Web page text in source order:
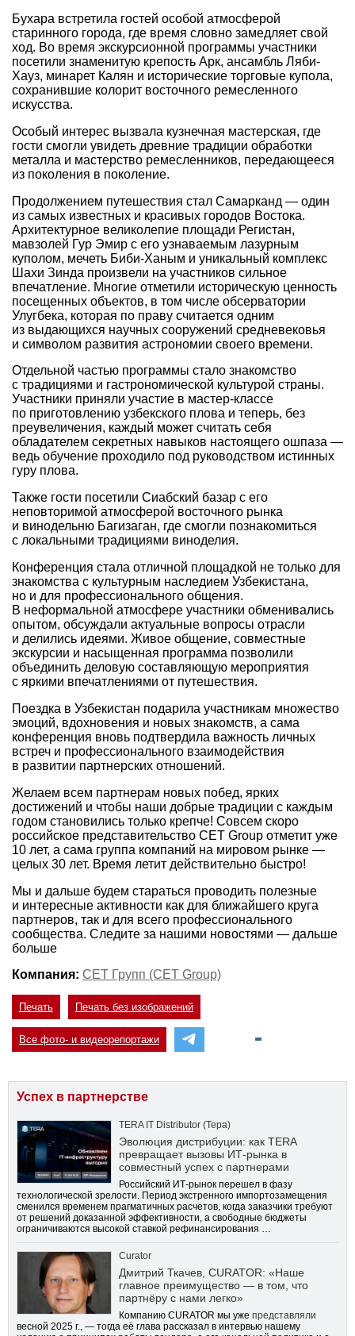
Бухара встретила гостей особой атмосферой
старинного города, где время словно замедляет свой
ход. Во время экскурсионной программы участники
посетили знаменитую крепость Арк, ансамбль Ляби-
Хауз, минарет Калян и исторические торговые купола,
сохранившие колорит восточного ремесленного
искусства.
Особый интерес вызвала кузнечная мастерская, где
гости смогли увидеть древние традиции обработки
металла и мастерство ремесленников, передающееся
из поколения в поколение.
Продолжением путешествия стал Самарканд — один
из самых известных и красивых городов Востока.
Архитектурное великолепие площади Регистан,
мавзолей Гур Эмир с его узнаваемым лазурным
куполом, мечеть Биби-Ханым и уникальный комплекс
Шахи Зинда произвели на участников сильное
впечатление. Многие отметили историческую ценность
посещенных объектов, в том числе обсерватории
Улугбека, которая по праву считается одним
из выдающихся научных сооружений средневековья
и символом развития астрономии своего времени.
Отдельной частью программы стало знакомство
с традициями и гастрономической культурой страны.
Участники приняли участие в мастер-классе
по приготовлению узбекского плова и теперь, без
преувеличения, каждый может считать себя
обладателем секретных навыков настоящего ошпаза —
ведь обучение проходило под руководством истинных
гуру плова.
Также гости посетили Сиабский базар с его
неповторимой атмосферой восточного рынка
и винодельню Багизаган, где смогли познакомиться
с локальными традициями виноделия.
Конференция стала отличной площадкой не только для
знакомства с культурным наследием Узбекистана,
но и для профессионального общения.
В неформальной атмосфере участники обменивались
опытом, обсуждали актуальные вопросы отрасли
и делились идеями. Живое общение, совместные
экскурсии и насыщенная программа позволили
объединить деловую составляющую мероприятия
с яркими впечатлениями от путешествия.
Поездка в Узбекистан подарила участникам множество
эмоций, вдохновения и новых знакомств, а сама
конференция вновь подтвердила важность личных
встреч и профессионального взаимодействия
в развитии партнерских отношений.
Желаем всем партнерам новых побед, ярких
достижений и чтобы наши добрые традиции с каждым
годом становились только крепче! Совсем скоро
российское представительство СET Group отметит уже
10 лет, а сама группа компаний на мировом рынке —
целых 30 лет. Время летит действительно быстро!
Мы и дальше будем стараться проводить полезные
и интересные активности как для ближайшего круга
партнеров, так и для всего профессионального
сообщества. Следите за нашими новостями — дальше
больше
Компания: СЕТ Групп (CET Group)
Печать Печать без изображений
Все фото- и видеорепортажи
Успех в партнерстве
TERA IT Distributor (Тера)
Эволюция дистрибуции: как TERA
превращает вызовы ИТ-рынка в
совместный успех с партнерами
Российский ИТ-рынок перешел в фазу
технологической зрелости. Период экстренного импортозамещения
сменился временем прагматичных расчетов, когда заказчики требуют
от решений доказанной эффективности, а свободные бюджеты
ограничиваются высокой ставкой рефинансирования …
Curator
Дмитрий Ткачев, CURATOR: «Наше
главное преимущество — в том, что
партнёру с нами легко»
Компанию CURATOR мы уже представляли
весной 2025 г., — тогда её глава рассказал в интервью нашему